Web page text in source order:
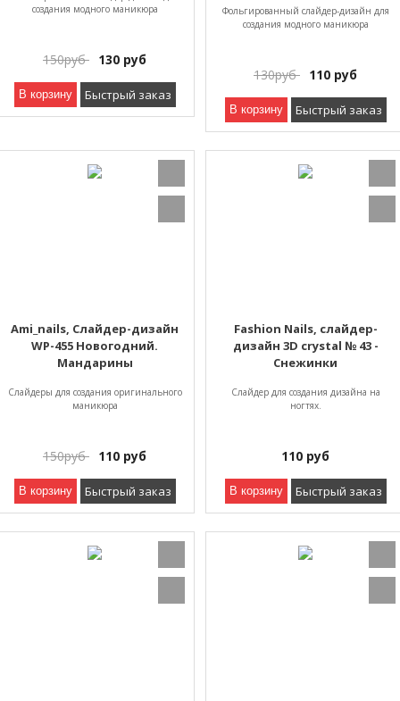
создания модного маникюра
150руб 130 руб
В корзину Быстрый заказ
Фольгированный слайдер-дизайн для
создания модного маникюра
130руб 110 руб
В корзину Быстрый заказ
Ami_nails, Слайдер-дизайн
WP-455 Новогодний.
Мандарины
Слайдеры для создания оригинального
маникюра
150руб 110 руб
В корзину Быстрый заказ
Fashion Nails, слайдер-
дизайн 3D crystal № 43 -
Снежинки
Слайдер для создания дизайна на
ногтях.
110 руб
В корзину Быстрый заказ